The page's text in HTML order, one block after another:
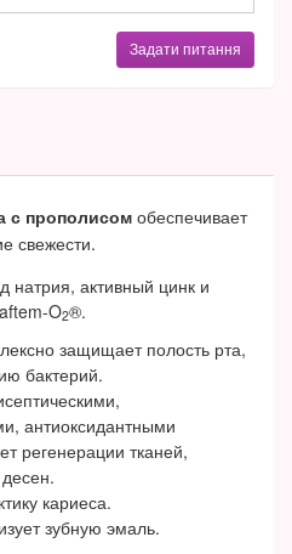
Задати питання
с прополисом обеспечивает
свежести.
активный цинк и
O2®.
защищает полость рта,
бактерий.
антиоксидантными
регенерации тканей,
кариеса.
зубную эмаль.